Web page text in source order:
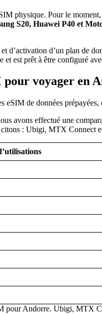
physique. Pour le
S20, Huawei P40 et
d’activation d’un plan de
est prêt à être configuré
voyager en
eSIM de données
avons effectué une
citons : Ubigi, MTX Connect
pour Andorre. Ubigi, MTX